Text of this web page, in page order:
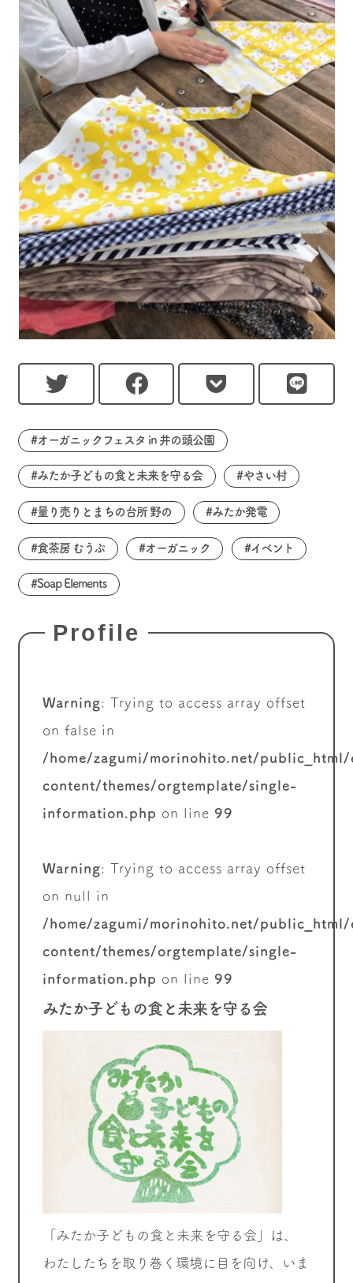
#オーガニックフェスタ in 井の頭公園
#みたか子どもの食と未来を守る会 #やさい村
#量り売りとまちの台所 野の #みたか発電
#食茶房 むうぷ #オーガニック #イベント
#Soap Elements
Profile
Warning: Trying to access array offset
on false in
/home/zagumi/morinohito.net/public_html/
content/themes/orgtemplate/single-
information.php on line 99
Warning: Trying to access array offset
on null in
/home/zagumi/morinohito.net/public_html/
content/themes/orgtemplate/single-
information.php on line 99
みたか子どもの食と未来を守る会
「みたか子どもの食と未来を守る会」は、
わたしたちを取り巻く環境に目を向け、いま